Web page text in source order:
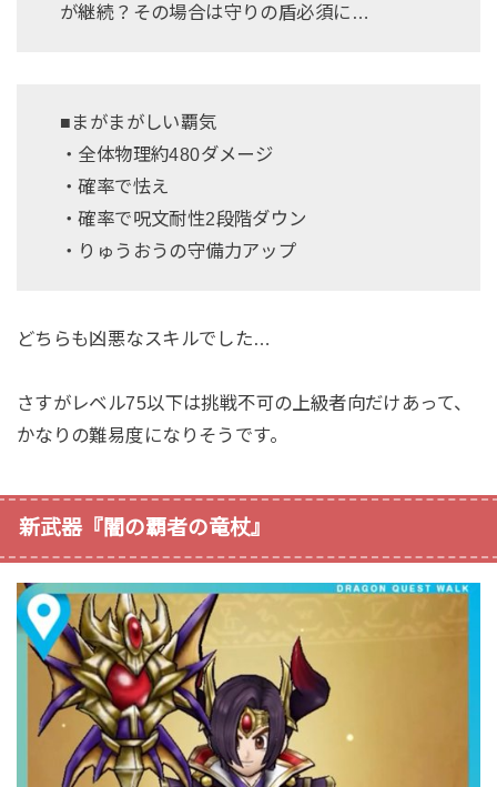
が継続？その場合は守りの盾必須に…
■まがまがしい覇気
・全体物理約480ダメージ
・確率で怯え
・確率で呪文耐性2段階ダウン
・りゅうおうの守備力アップ
どちらも凶悪なスキルでした…
さすがレベル75以下は挑戦不可の上級者向だけあって、
かなりの難易度になりそうです。
新武器『闇の覇者の竜杖』